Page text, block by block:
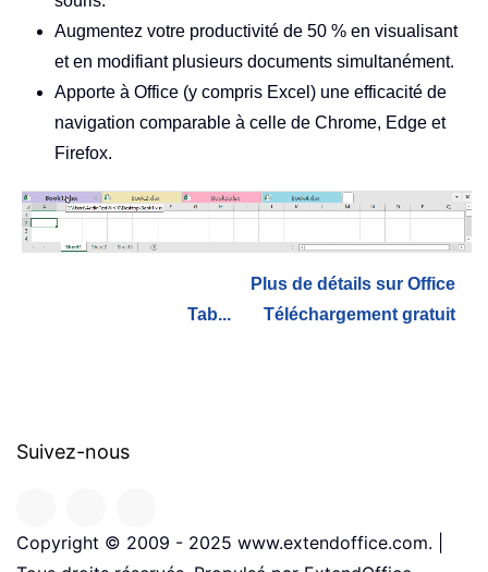
Augmentez votre productivité de 50 % en visualisant
et en modifiant plusieurs documents simultanément.
Apporte à Office (y compris Excel) une efficacité de
navigation comparable à celle de Chrome, Edge et
Firefox.
Plus de détails sur Office
Tab...
Téléchargement gratuit
Suivez-nous
Copyright © 2009 - 2025 www.extendoffice.com. |